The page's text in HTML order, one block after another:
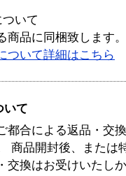
いて
商品に同梱致します。
ついて詳細はこちら
いて
都合による返品・交
商品開封後、または
交換はお受けいたし